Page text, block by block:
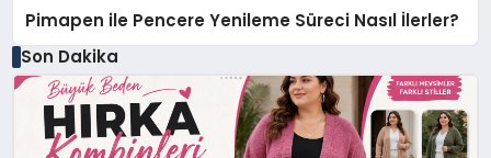
Pimapen ile Pencere Yenileme Süreci Nasıl İlerler?
Son Dakika